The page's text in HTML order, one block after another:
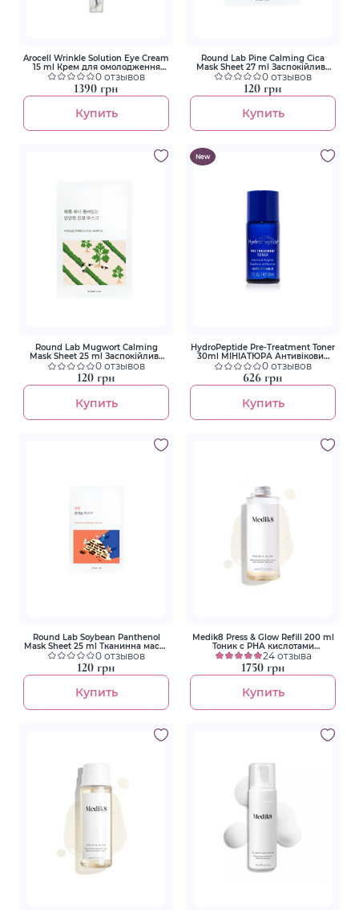
Arocell Wrinkle Solution Eye Cream
15 ml Крем для омолодження
шкіри навколо очей з
ботулінічним поліпептидом та
гальванічним підсилювачем-
0 отзывов
1390 грн
Купить
Round Lab Pine Calming Cica
Mask Sheet 27 ml Заспокійлива
тканинна маска з екстрактом
голок сосни
0 отзывов
120 грн
Купить
Round Lab Mugwort Calming
Mask Sheet 25 ml Заспокійлива
маска з морським полином
0 отзывов
120 грн
Купить
New
HydroPeptide Pre-Treatment Toner
30ml МІНІАТЮРА Антивіковий
тонізуючий лосьйон
0 отзывов
626 грн
Купить
Round Lab Soybean Panthenol
Mask Sheet 25 ml Тканинна маска
з екстрактом соєвих бобів та
пантенолом
0 отзывов
120 грн
Купить
Medik8 Press & Glow Refill 200 ml
Тоник с РНА кислотами
(переменный флакон)
24 отзыва
1750 грн
Купить